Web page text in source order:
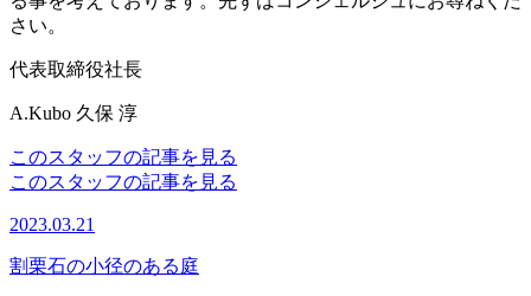
さい。
代表取締役社長
A.Kubo 久保 淳
このスタッフの記事を見る
このスタッフの記事を見る
2023.03.21
割栗石の小径のある庭